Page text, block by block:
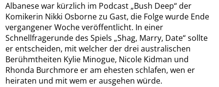
Albanese war kürzlich im Podcast „Bush Deep“ der
Komikerin Nikki Osborne zu Gast, die Folge wurde Ende
vergangener Woche veröffentlicht. In einer
Schnellfragerunde des Spiels „Shag, Marry, Date“ sollte
er entscheiden, mit welcher der drei australischen
Berühmtheiten Kylie Minogue, Nicole Kidman und
Rhonda Burchmore er am ehesten schlafen, wen er
heiraten und mit wem er ausgehen würde.